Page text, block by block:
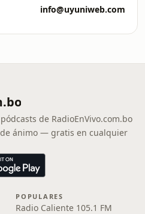
info@uyuniweb.com
de RadioEnVivo.com.bo
ánimo — gratis en cualquier
POPULARES
Radio Caliente 105.1 FM